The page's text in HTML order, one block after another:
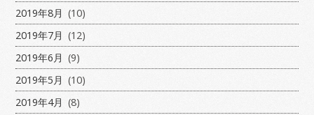
2019年8月 (10)
2019年7月 (12)
2019年6月 (9)
2019年5月 (10)
2019年4月 (8)